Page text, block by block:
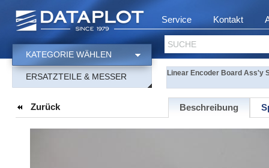
Service Kontakt
SUCHE
KATEGORIE WÄHLEN
ERSATZTEILE & MESSER Linear Encoder Board Ass'y
Zurück Beschreibung